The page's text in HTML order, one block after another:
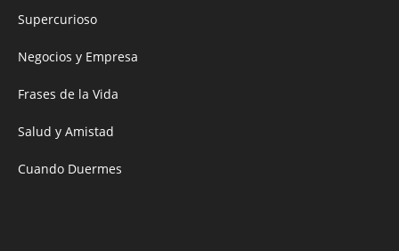
Supercurioso
Negocios y Empresa
Frases de la Vida
Salud y Amistad
Cuando Duermes